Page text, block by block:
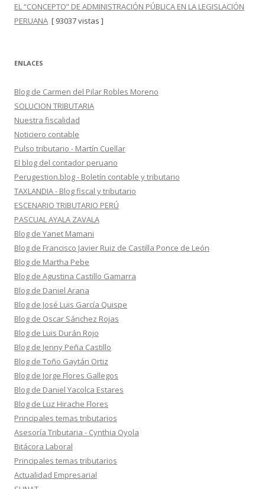
EL “CONCEPTO” DE ADMINISTRACIÓN PÚBLICA EN LA LEGISLACIÓN
PERUANA [ 93037 vistas ]
ENLACES
Blog de Carmen del Pilar Robles Moreno
SOLUCION TRIBUTARIA
Nuestra fiscalidad
Noticiero contable
Pulso tributario - Martín Cuellar
El blog del contador peruano
Perugestion.blog - Boletín contable y tributario
TAXLANDIA - Blog fiscal y tributario
ESCENARIO TRIBUTARIO PERÚ
PASCUAL AYALA ZAVALA
Blog de Yanet Mamani
Blog de Francisco Javier Ruiz de Castilla Ponce de León
Blog de Martha Pebe
Blog de Agustina Castillo Gamarra
Blog de Daniel Arana
Blog de José Luis García Quispe
Blog de Oscar Sánchez Rojas
Blog de Luis Durán Rojo
Blog de Jenny Peña Castillo
Blog de Toño Gaytán Ortiz
Blog de Jorge Flores Gallegos
Blog de Daniel Yacolca Estares
Blog de Luz Hirache Flores
Principales temas tributarios
Asesoría Tributaria - Cynthia Oyola
Bitácora Laboral
Principales temas tributarios
Actualidad Empresarial